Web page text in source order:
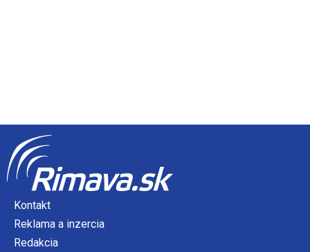
Kontakt
Reklama a inzercia
Redakcia